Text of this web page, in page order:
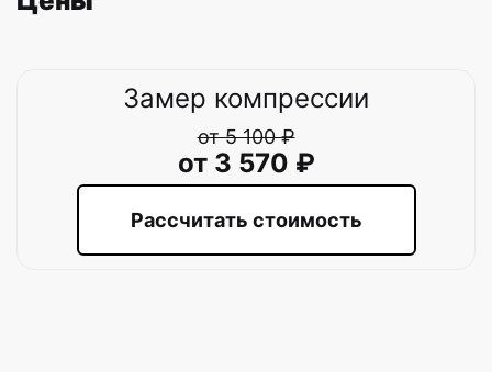
Замер компрессии
от 5 100 ₽
от 3 570 ₽
Рассчитать стоимость